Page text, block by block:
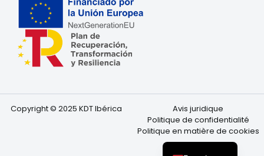
Copyright © 2025 KDT Ibérica
Avis juridique
Politique de confidentialité
Politique en matière de cookies
Portuguese